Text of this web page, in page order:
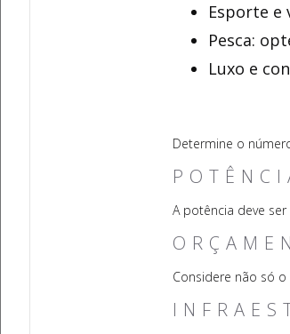
Esporte e
Pesca:
Luxo e
Determine o
A potência deve
Considere não só